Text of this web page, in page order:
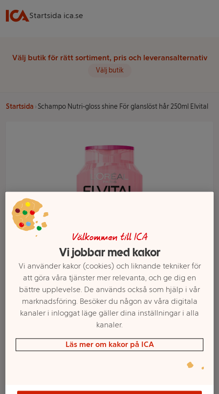
Startsida ica.se
Välj butik för rätt sortiment, pris och leveransalternativ
Välj butik
Startsida Schampo Nutri-gloss shine För glanslöst hår 250ml Elvital
Välj butik och handla
Välkommen till ICA
Vi jobbar med kakor
Vi använder kakor (cookies) och liknande tekniker för
att göra våra tjänster mer relevanta, och ge dig en
bättre upplevelse. De används också som hjälp i vår
marknadsföring. Besöker du någon av våra digitala
kanaler i inloggat läge gäller dina inställningar i alla
kanaler.
Läs mer om kakor på ICA